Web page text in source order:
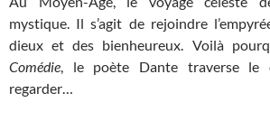
mystique. Il s’agit de rejoindre
dieux et des bienheureux. Voilà
Comédie, le poète Dante traverse le
regarder…